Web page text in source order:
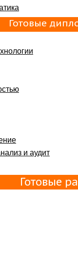
Готовые
и аудит
Готовые